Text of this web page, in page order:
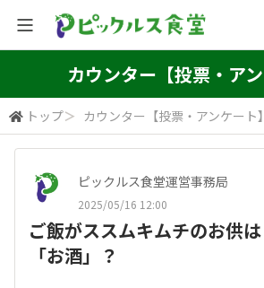
全体検索カウンター【投票・アン
トップ＞ カウンター【投票・アンケート】
ピックルス食堂運営事務局
2025/05/16 12:00
ご飯がススムキムチのお供
「お酒」？